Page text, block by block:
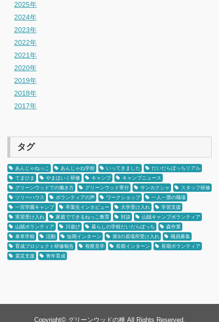
2025年
2024年
2023年
2022年
2021年
2020年
2019年
2018年
2017年
タグ
あんじゃねっこ あんじゃね学校 いってきました
だいだらぼっちリアル
てまひま
やまほいく研修 キャンプ
キャンプニュース
グリーンウッドでの働き方
グリーンウッド寄付 サンカクシャ
スタッフ研修
ツリーハウス
ボランティアの声 ワークショップ
一人一票の職場
一宮学園キャンプ
卒業生インタビュー 大学受け入れ
学習支援
実習受け入れ
家庭でできるねっこ教育 対談
山賊キャンプボランティア
山賊ボランティア
川遊び 暮らしの学校だいだらぼっち
森作業
泰阜学校
活動 短期インターン 第3の居場所受け入れ
職員募集
育成プロジェクト研修報告
視察見学 長期インターン
長期ボランティア
震災支援
青年育成
Copyright© グリーンウッドの種All Rights Reserved.